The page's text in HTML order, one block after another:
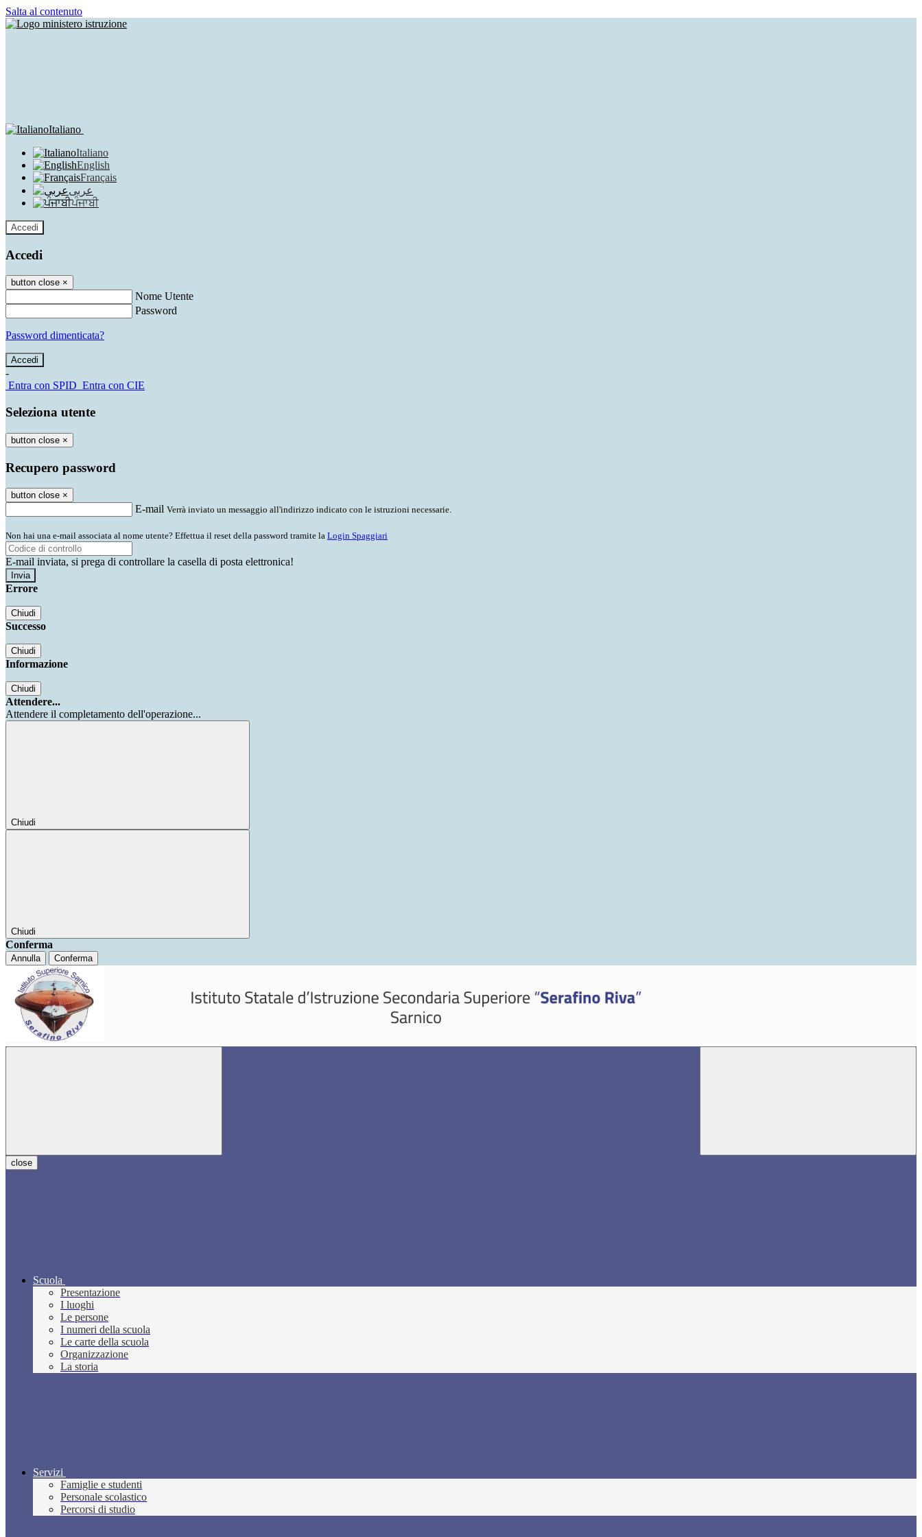
Salta al contenuto
Italiano
Italiano
English
Français
عربى
ਪੰਜਾਬੀ
Accedi
Accedi
button close ×
Nome Utente
Password
Password dimenticata?
-
Entra con SPID Entra con CIE
Seleziona utente
button close ×
Recupero password
button close ×
E-mail Verrà inviato un messaggio all'indirizzo indicato con le istruzioni necessarie.
Non hai una e-mail associata al nome utente? Effettua il reset della password tramite la Login Spaggiari
E-mail inviata, si prega di controllare la casella di posta elettronica!
Errore
Chiudi
Successo
Chiudi
Informazione
Chiudi
Attendere...
Attendere il completamento dell'operazione...
Chiudi
Chiudi
Conferma
Annulla Conferma
close
Scuola
Presentazione
I luoghi
Le persone
I numeri della scuola
Le carte della scuola
Organizzazione
La storia
Servizi
Famiglie e studenti
Personale scolastico
Percorsi di studio